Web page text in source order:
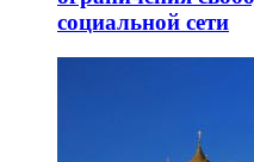
социальной сети